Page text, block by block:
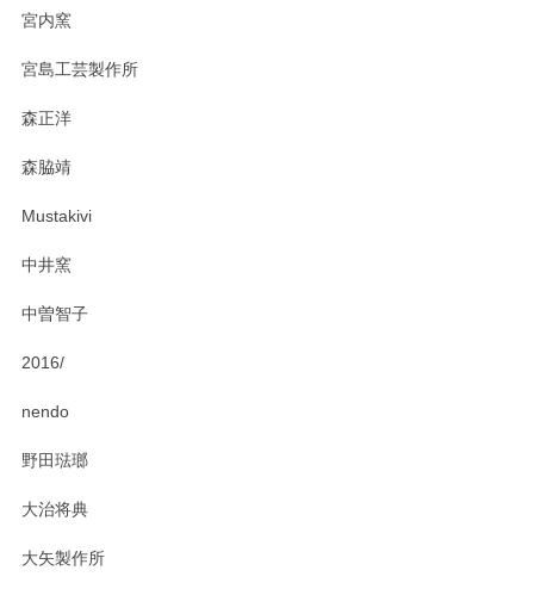
宮内窯
宮島工芸製作所
森正洋
森脇靖
Mustakivi
中井窯
中曽智子
2016/
nendo
野田琺瑯
大治将典
大矢製作所